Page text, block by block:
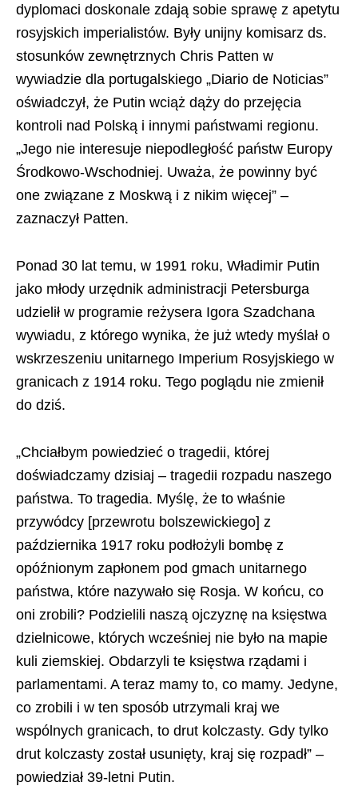
dyplomaci doskonale zdają sobie sprawę z apetytu
rosyjskich imperialistów. Były unijny komisarz ds.
stosunków zewnętrznych Chris Patten w
wywiadzie dla portugalskiego „Diario de Noticias”
oświadczył, że Putin wciąż dąży do przejęcia
kontroli nad Polską i innymi państwami regionu.
„Jego nie interesuje niepodległość państw Europy
Środkowo-Wschodniej. Uważa, że powinny być
one związane z Moskwą i z nikim więcej” –
zaznaczył Patten.
Ponad 30 lat temu, w 1991 roku, Władimir Putin
jako młody urzędnik administracji Petersburga
udzielił w programie reżysera Igora Szadchana
wywiadu, z którego wynika, że już wtedy myślał o
wskrzeszeniu unitarnego Imperium Rosyjskiego w
granicach z 1914 roku. Tego poglądu nie zmienił
do dziś.
„Chciałbym powiedzieć o tragedii, której
doświadczamy dzisiaj – tragedii rozpadu naszego
państwa. To tragedia. Myślę, że to właśnie
przywódcy [przewrotu bolszewickiego] z
października 1917 roku podłożyli bombę z
opóźnionym zapłonem pod gmach unitarnego
państwa, które nazywało się Rosja. W końcu, co
oni zrobili? Podzielili naszą ojczyznę na księstwa
dzielnicowe, których wcześniej nie było na mapie
kuli ziemskiej. Obdarzyli te księstwa rządami i
parlamentami. A teraz mamy to, co mamy. Jedyne,
co zrobili i w ten sposób utrzymali kraj we
wspólnych granicach, to drut kolczasty. Gdy tylko
drut kolczasty został usunięty, kraj się rozpadł” –
powiedział 39-letni Putin.